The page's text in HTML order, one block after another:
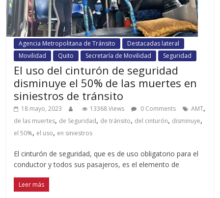
Agencia Metropolitana de Tránsito
Destacadas lateral
Movilidad
Quito Secretaría de Movilidad Seguridad
El uso del cinturón de seguridad
disminuye el 50% de las muertes en
siniestros de tránsito
18 mayo, 2023 13368 Views 0 Comments AMT,
de las muertes, de Seguridad, de tránsito, del cinturón, disminuye,
el 50%, el uso, en siniestros
El cinturón de seguridad, que es de uso obligatorio para el
conductor y todos sus pasajeros, es el elemento de
Leer más